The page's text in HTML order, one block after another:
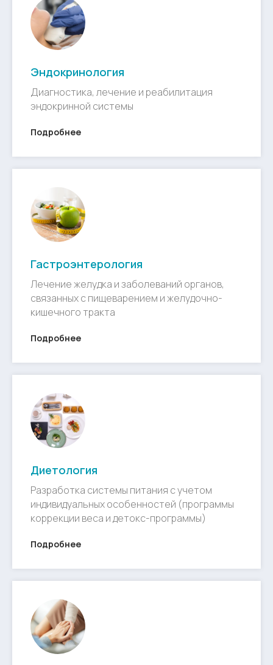
Эндокринология
Диагностика, лечение и реабилитация
эндокринной системы
Подробнее
Гастроэнтерология
Лечение желудка и заболеваний органов,
связанных с пищеварением и желудочно-
кишечного тракта
Подробнее
Диетология
Разработка системы питания с учетом
индивидуальных особенностей (программы
коррекции веса и детокс-программы)
Подробнее